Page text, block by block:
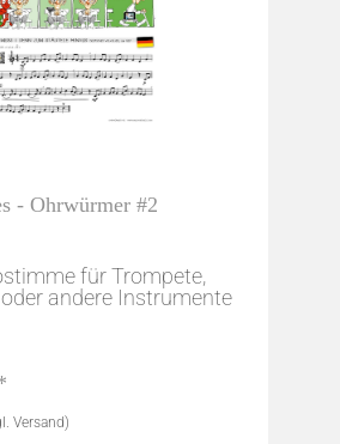
- Ohrwürmer #2
andere Instrumente
Versand)